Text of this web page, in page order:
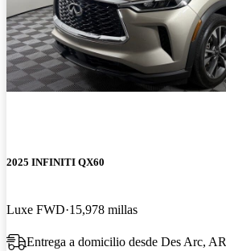
2025 INFINITI QX60
Luxe FWD 15,978 millas
Entrega a domicilio desde Des Arc, AR